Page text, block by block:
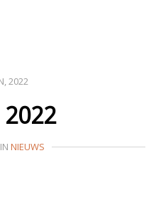
2022
2022
NIEUWS